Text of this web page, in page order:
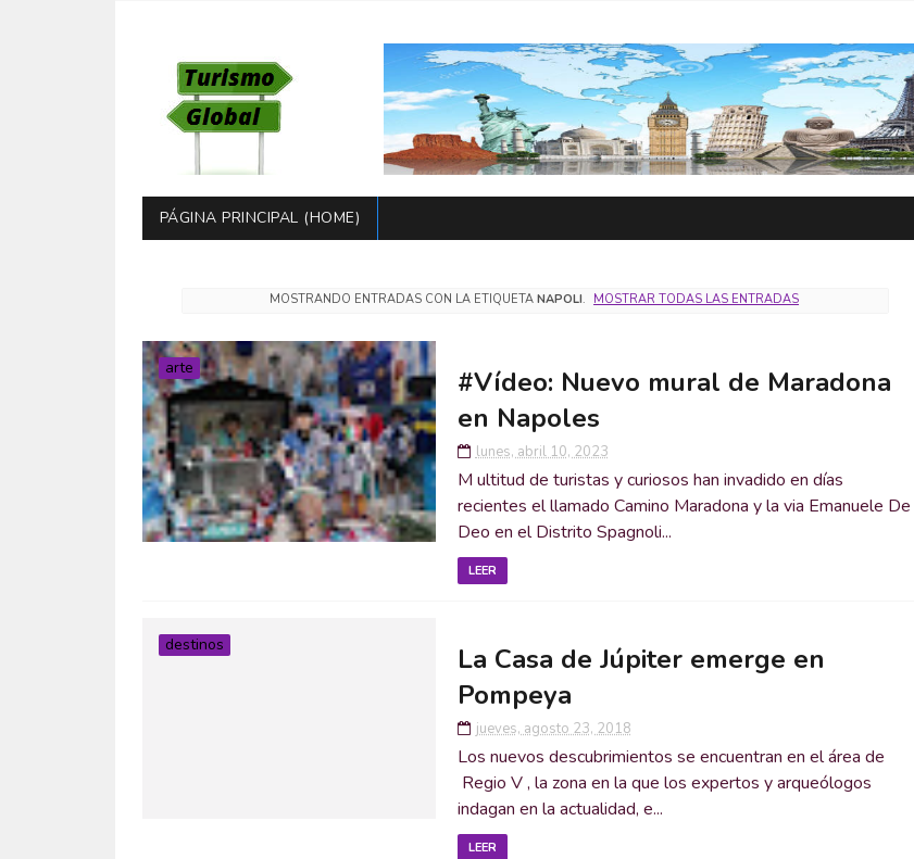
PÁGINA PRINCIPAL (HOME)
MOSTRANDO ENTRADAS CON LA ETIQUETA NAPOLI. MOSTRAR TODAS LAS ENTRADAS
arte
#Vídeo: Nuevo mural de Maradona
en Napoles
lunes, abril 10, 2023
M ultitud de turistas y curiosos han invadido en días
recientes el llamado Camino Maradona y la via Emanuele De
Deo en el Distrito Spagnoli...
LEER
destinos
La Casa de Júpiter emerge en
Pompeya
jueves, agosto 23, 2018
Los nuevos descubrimientos se encuentran en el área de
Regio V , la zona en la que los expertos y arqueólogos
indagan en la actualidad, e...
LEER